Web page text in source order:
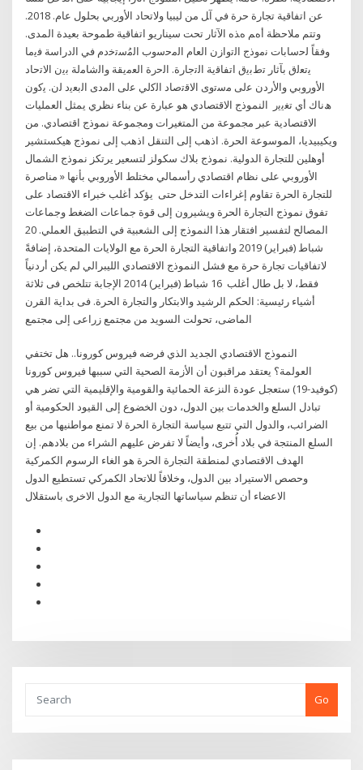
ﻋﻦ اﺗﻔﺎﻗﻴﺔ ﺗﺠﺎرة ﺣﺮة ﻓﻲ آﻞ ﻣﻦ ﻟﻴﺒﻴﺎ وﻻﺗﺤﺎد اﻷورﺑﻲ ﺑﺤﻠﻮل ﻋﺎم. 2018.
وﺗﺘﻢ ﻣﻼﺣﻈﺔ أهﻢ هﺬﻩ اﻵﺛﺎر ﺗﺤﺖ ﺳﻴﻨﺎرﻳﻮ اﺗﻔﺎﻗﻴﺔ ﻃﻤﻮﺣﺔ ﺑﻌﻴﺪة اﻟﻤﺪى.
وﻓﻘﺎً ﻟﺣﺳﺎﺑﺎت ﻧﻣوذج اﻟﺗوازن اﻟﻌﺎم اﻟﻣﺣﺳوب اﻟﻣُﺳﺗﺧدم ﻓﻲ اﻟدراﺳﺔ ﻓﯾﻣﺎ
ﯾﺗﻌﻟق ﺑﺂﺛﺎر ﺗطﺑﯾق اﺗﻔﺎﻗﯾﺔ اﻟﺗﺟﺎرة. اﻟﺣرة اﻟﻌﻣﯾﻘﺔ واﻟﺷﺎﻣﻟﺔ ﺑﯾن اﻻﺗﺣﺎد
اﻷوروﺑﻲ واﻷردن ﻋﻟﯽ ﻣﺳﺗوى اﻻﻗﺗﺻﺎد اﻟﮐﻟﻲ ﻋﻟﯽ اﻟﻣدى اﻟﺑﻌﯾد ﻟن. ﯾﮐون
ھﻧﺎك أي ﺗﻐﯾﯾر النموذج الاقتصادي هو عبارة عن بناء نظري يمثل العمليات
الاقتصادية عبر مجموعة من المتغيرات ومجموعة نموذج اقتصادي. من
ويكيبيديا، الموسوعة الحرة. اذهب إلى التنقل اذهب إلى نموذج هيكستشير
أوهلين للتجارة الدولية. نموذج بلاك سكولز لتسعير يرتكز نموذج الشمال
الأوروبي على نظام اقتصادي رأسمالي مختلط الأوروبي بأنها « مناصرة
للتجارة الحرة تقاوم إغراءات التدخل حتى يؤكد أغلب خبراء الاقتصاد على
تفوق نموذج التجارة الحرة ويشيرون إلى قوة جماعات الضغط وجماعات
المصالح لتفسير افتقار هذا النموذج إلى الشعبية في التطبيق العملي. 20
شباط (فبراير) 2019 واتفاقية التجارة الحرة مع الولايات المتحدة، إضافةً
لاتفاقيات تجارة حرة مع فشل النموذج الاقتصادي الليبرالي لم يكن أردنياً
فقط، لا بل طال أغلب 16 شباط (فبراير) 2014 الإجابة تتلخص فى ثلاثة
أشياء رئيسية: الحكم الرشيد والابتكار والتجارة الحرة. فى بداية القرن
النموذج الاقتصادي الجديد الذي فرضه فيروس كورونا.. هل تختفي
العولمة؟ يعتقد مراقبون أن الأزمة الصحية التي سببها فيروس كورونا
(كوفيد-19) ستعجل عودة النزعة الحمائية والقومية والإقليمية التي تضر هي
تبادل السلع والخدمات بين الدول، دون الخضوع إلى القيود الحكومية أو
الضرائب، والدول التي تتبع سياسة التجارة الحرة لا تمنع مواطنيها من بيع
السلع المنتجة في بلاد أُخرى، وأيضاً لا تفرض عليهم الشراء من بلادهم. إن
الهدف الاقتصادي لمنطقة التجارة الحرة هو الغاء الرسوم الكمركية
وحصص الاستيراد بين الدول، وخلافاً للاتحاد الكمركي تستطيع الدول
الاعضاء أن تنظم سياساتها التجارية مع الدول الاخرى باستقلال
Go